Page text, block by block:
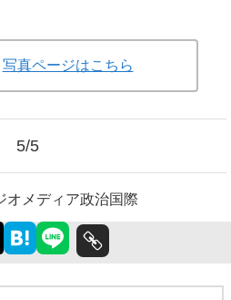
写真ページはこちら
5/5
オ メディア政治国際